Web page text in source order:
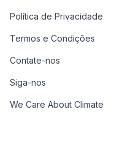
Política de Privacidade
Termos e Condições
Contate-nos
Siga-nos
We Care About Climate